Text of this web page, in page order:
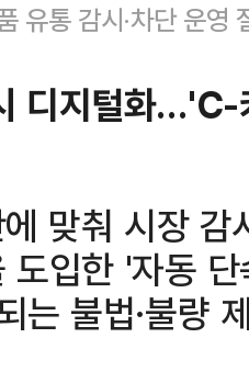
유통 감시·차단 운
디지털화…'C-
맞춰 시장
입한 '자동
는 불법·불량